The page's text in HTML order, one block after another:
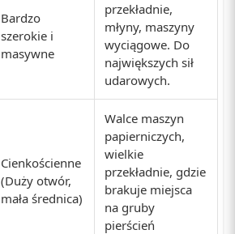
Bardzo
szerokie i
masywne
przekładnie,
młyny, maszyny
wyciągowe. Do
największych sił
udarowych.
Cienkościenne
(Duży otwór,
mała średnica)
Walce maszyn
papierniczych,
wielkie
przekładnie, gdzie
brakuje miejsca
na gruby
pierścień